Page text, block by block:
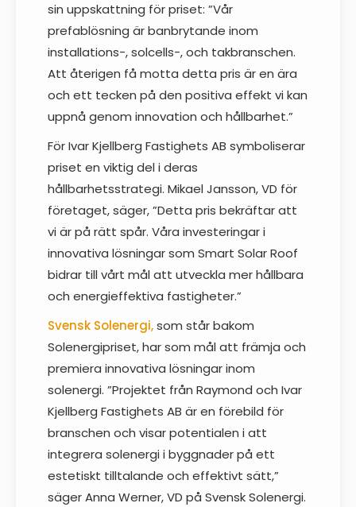
sin uppskattning för priset: ”Vår
prefablösning är banbrytande inom
installations-, solcells-, och takbranschen.
Att återigen få motta detta pris är en ära
och ett tecken på den positiva effekt vi kan
uppnå genom innovation och hållbarhet.”
För Ivar Kjellberg Fastighets AB symboliserar
priset en viktig del i deras
hållbarhetsstrategi. Mikael Jansson, VD för
företaget, säger, ”Detta pris bekräftar att
vi är på rätt spår. Våra investeringar i
innovativa lösningar som Smart Solar Roof
bidrar till vårt mål att utveckla mer hållbara
och energieffektiva fastigheter.”
Svensk Solenergi,som står bakom
Solenergipriset, har som mål att främja och
premiera innovativa lösningar inom
solenergi. ”Projektet från Raymond och Ivar
Kjellberg Fastighets AB är en förebild för
branschen och visar potentialen i att
integrera solenergi i byggnader på ett
estetiskt tilltalande och effektivt sätt,”
säger Anna Werner, VD på Svensk Solenergi.